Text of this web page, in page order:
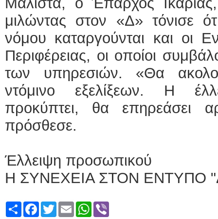
μιλώντας στον «Δ» τόνισε
νόμου καταργούνται και οι
Περιφέρειας, οι οποίοι
των υπηρεσιών. «Θα
ντόμινο εξελίξεων. Η
προκύπτει, θα επηρεάσει
πρόσθεσε.
Έλλειψη προσωπικού
Η ΣΥΝΕΧΕΙΑ ΣΤΟΝ ΕΝΤΥΠΟ
ShareFacebook
TwitterEmailWhatsApp